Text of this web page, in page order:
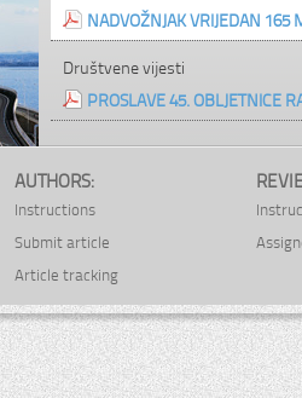
NADVOŽNJAK VRIJEDAN 165
Društvene vijesti
PROSLAVE 45. OBLJETNICE
AUTHORS:
Instructions
Submit article
Article tracking